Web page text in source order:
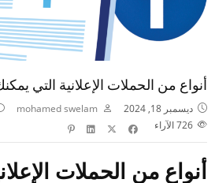
أنواع من الحملات الإعلانية التي
ديسمبر 18, 2024 mohamed swelam
الآراء
أنواع من الحملات